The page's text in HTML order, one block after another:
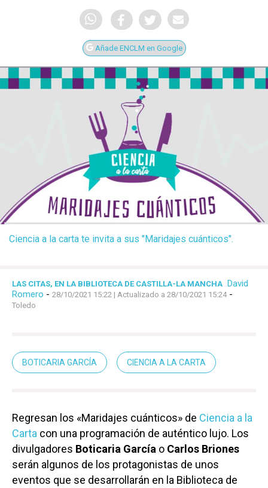
Añade ENCLM en Google
Ciencia a la carta te invita a sus "Maridajes cuánticos".
LAS CITAS, EN LA BIBLIOTECA DE CASTILLA-LA MANCHA David
Romero - 28/10/2021 15:22 | Actualizado a 28/10/2021 15:24-
Toledo
BOTICARIA GARCÍA CIENCIA A LA CARTA
Regresan los «Maridajes cuánticos» de Ciencia a la
Carta con una programación de auténtico lujo. Los
divulgadores Boticaria García o Carlos Briones
serán algunos de los protagonistas de unos
eventos que se desarrollarán en la Biblioteca de